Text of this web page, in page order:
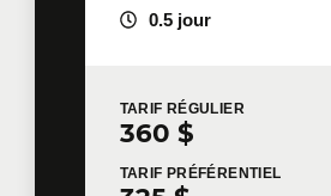
Localisation pour la formation
0.5 jour
TARIF RÉGULIER
360 $
TARIF PRÉFÉRENTIEL